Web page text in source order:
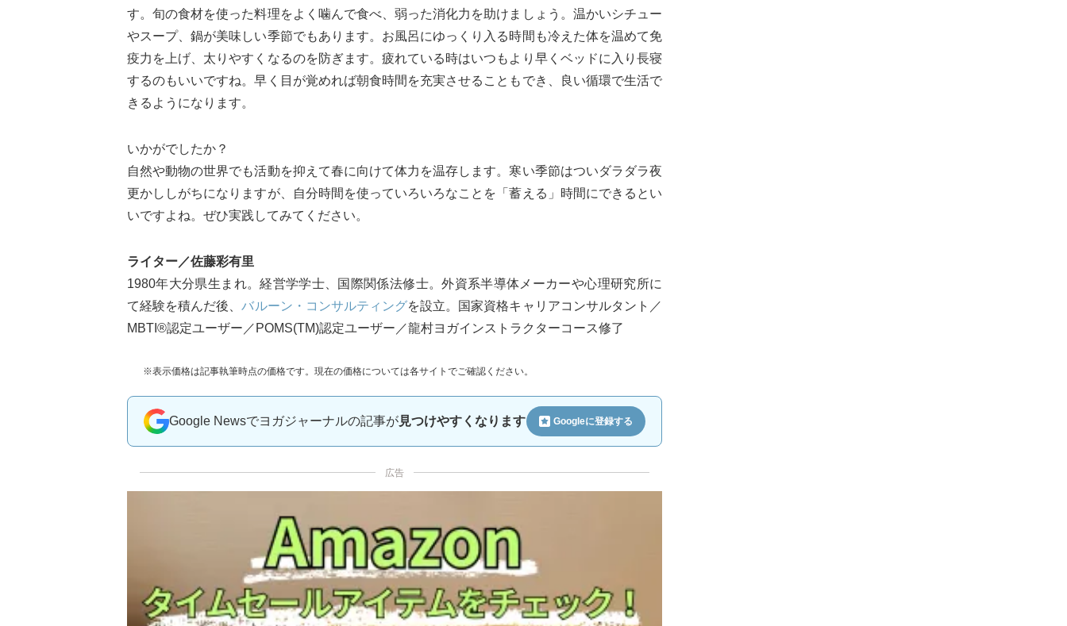
す。旬の食材を使った料理をよく噛んで食べ、弱った消化力を助けましょう。温かいシチュー
やスープ、鍋が美味しい季節でもあります。お風呂にゆっくり入る時間も冷えた体を温めて免
疫力を上げ、太りやすくなるのを防ぎます。疲れている時はいつもより早くベッドに入り長寝
するのもいいですね。早く目が覚めれば朝食時間を充実させることもでき、良い循環で生活で
きるようになります。
いかがでしたか？
自然や動物の世界でも活動を抑えて春に向けて体力を温存します。寒い季節はついダラダラ夜
更かししがちになりますが、自分時間を使っていろいろなことを「蓄える」時間にできるとい
いですよね。ぜひ実践してみてください。
ライター／佐藤彩有里
1980年大分県生まれ。経営学学士、国際関係法修士。外資系半導体メーカーや心理研究所に
て経験を積んだ後、バルーン・コンサルティングを設立。国家資格キャリアコンサルタント／
MBTI®認定ユーザー／POMS(TM)認定ユーザー／龍村ヨガインストラクターコース修了
※表示価格は記事執筆時点の価格です。現在の価格については各サイトでご確認ください。
Google Newsでヨガジャーナルの記事が見つけやすくなります Googleに登録する
広告